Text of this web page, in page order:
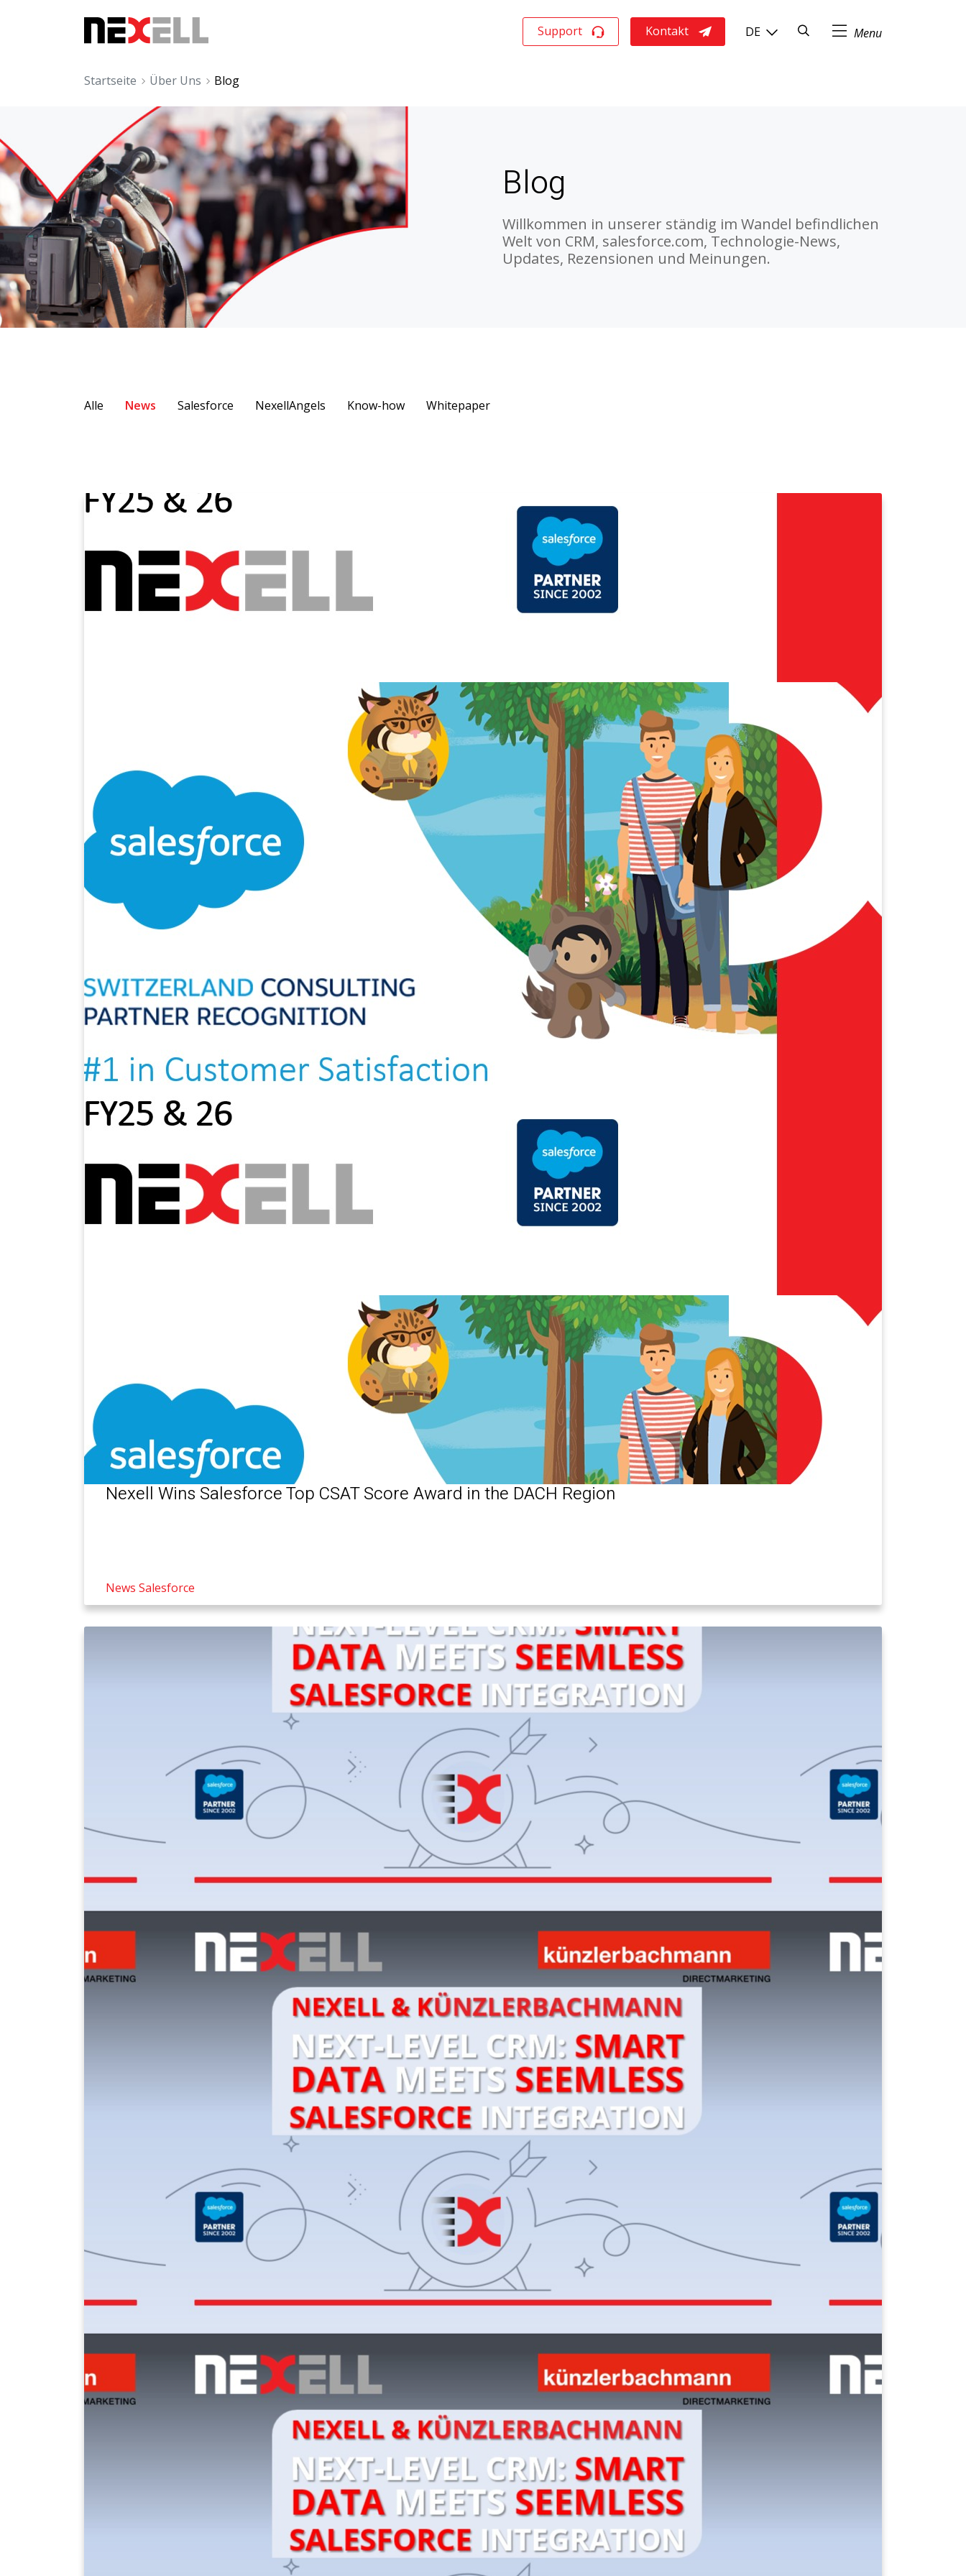
Suchen
...
DE
Kontakt
Support
Startseite Über Uns Blog
Blog
Willkommen in unserer ständig im Wandel befindlichen
Welt von CRM, salesforce.com, Technologie-News,
Updates, Rezensionen und Meinungen.
Nexell Wins Salesforce Top CSAT Score Award in the DACH Region
News Salesforce
Alle News Salesforce NexellAngels Know-how Whitepaper